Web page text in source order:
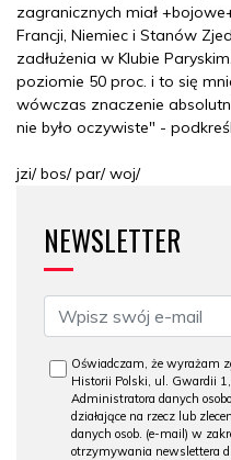
zagranicznych miał
Francji, Niemiec i Stanów
zadłużenia w Klubie
poziomie 50 proc. i to się
wówczas znaczenie
nie było oczywiste" -
jzi/ bos/ par/ woj/
NEWSLETTER
Oświadczam, że wyrażam
Historii Polski, ul. Gwardii
Administratora danych
działające na rzecz lub
danych osob. (e-mail) w
otrzymywania newslettera